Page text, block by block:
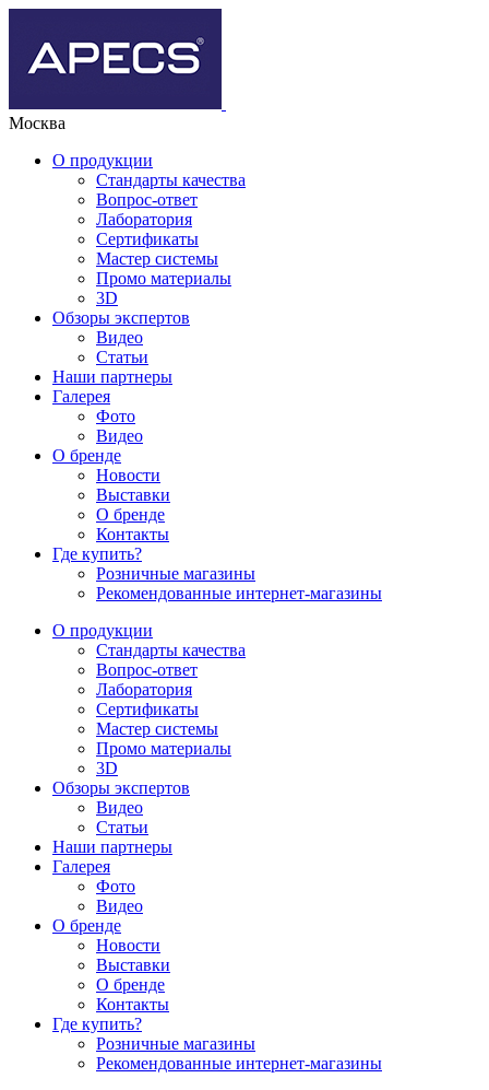
Москва
О продукции
Стандарты качества
Вопрос-ответ
Лаборатория
Сертификаты
Мастер системы
Промо материалы
3D
Обзоры экспертов
Видео
Статьи
Наши партнеры
Галерея
Фото
Видео
О бренде
Новости
Выставки
О бренде
Контакты
Где купить?
Розничные магазины
Рекомендованные интернет-магазины
О продукции
Стандарты качества
Вопрос-ответ
Лаборатория
Сертификаты
Мастер системы
Промо материалы
3D
Обзоры экспертов
Видео
Статьи
Наши партнеры
Галерея
Фото
Видео
О бренде
Новости
Выставки
О бренде
Контакты
Где купить?
Розничные магазины
Рекомендованные интернет-магазины